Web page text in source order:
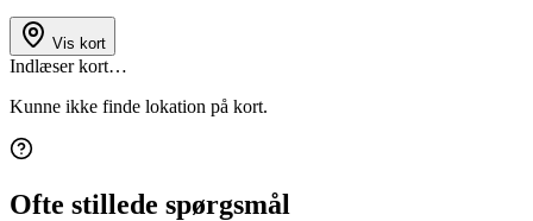
Vis kort
Indlæser kort…
Kunne ikke finde lokation på kort.
Ofte stillede spørgsmål